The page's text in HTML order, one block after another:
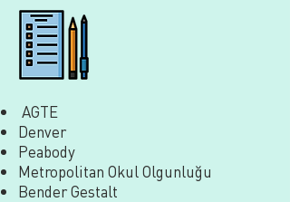
AGTE
Denver
Peabody
Metropolitan Okul Olgunluğu
Bender Gestalt